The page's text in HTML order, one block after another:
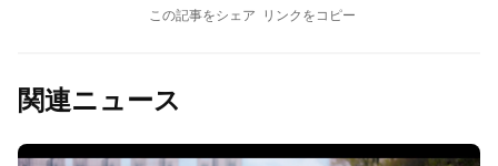
この記事をシェア リンクをコピー
関連ニュース